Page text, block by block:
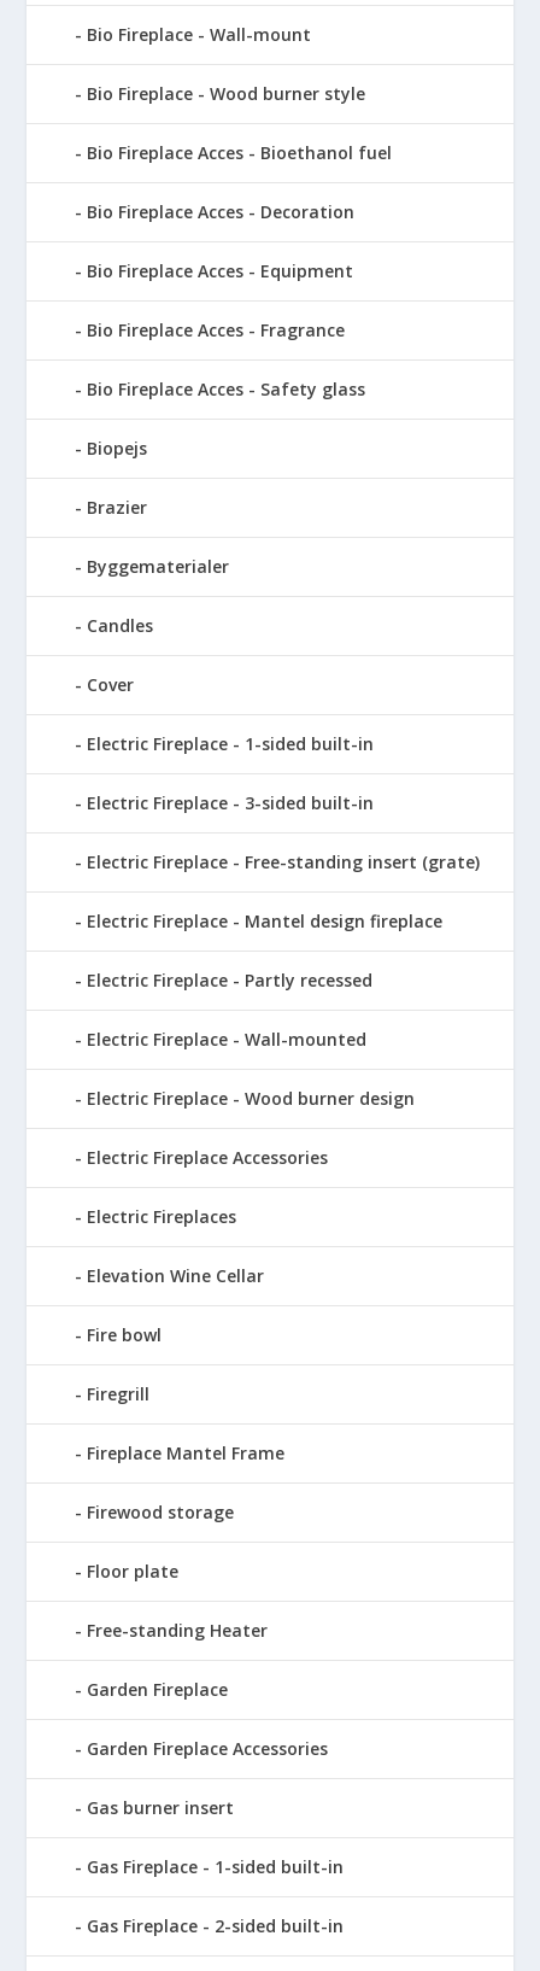
Bio Fireplace - Wall-mount
Bio Fireplace - Wood burner style
Bio Fireplace Acces - Bioethanol fuel
Bio Fireplace Acces - Decoration
Bio Fireplace Acces - Equipment
Bio Fireplace Acces - Fragrance
Bio Fireplace Acces - Safety glass
Biopejs
Brazier
Byggematerialer
Candles
Cover
Electric Fireplace - 1-sided built-in
Electric Fireplace - 3-sided built-in
Electric Fireplace - Free-standing insert (grate)
Electric Fireplace - Mantel design fireplace
Electric Fireplace - Partly recessed
Electric Fireplace - Wall-mounted
Electric Fireplace - Wood burner design
Electric Fireplace Accessories
Electric Fireplaces
Elevation Wine Cellar
Fire bowl
Firegrill
Fireplace Mantel Frame
Firewood storage
Floor plate
Free-standing Heater
Garden Fireplace
Garden Fireplace Accessories
Gas burner insert
Gas Fireplace - 1-sided built-in
Gas Fireplace - 2-sided built-in